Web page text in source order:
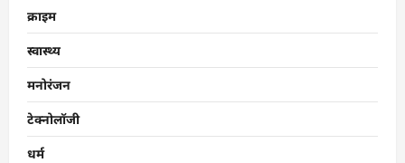
क्राइम
स्वास्थ्य
मनोरंजन
टेक्नोलॉजी
धर्म